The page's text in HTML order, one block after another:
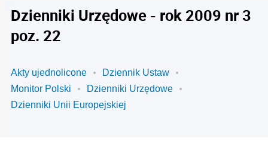
Dzienniki Urzędowe - rok 2009 nr 3
poz. 22
Akty ujednolicone
Dziennik Ustaw
Monitor Polski
Dzienniki Urzędowe
Dzienniki Unii Europejskiej